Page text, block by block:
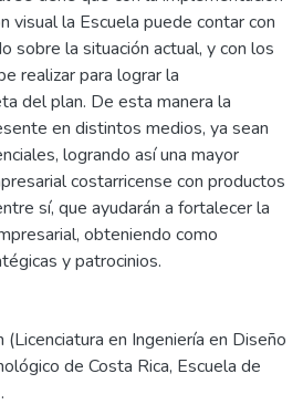
visual la Escuela puede contar con
sobre la situación actual, y con los
realizar para lograr la
del plan. De esta manera la
en distintos medios, ya sean
logrando así una mayor
costarricense con productos
sí, que ayudarán a fortalecer la
obteniendo como
y patrocinios.
en Ingeniería en Diseño
de Costa Rica, Escuela de